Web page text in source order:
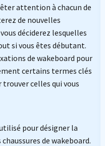
attention à chacun de
de nouvelles
déciderez lesquelles
si vous êtes débutant.
de wakeboard pour
certains termes clés
trouver celles qui vous
pour désigner la
de wakeboard.